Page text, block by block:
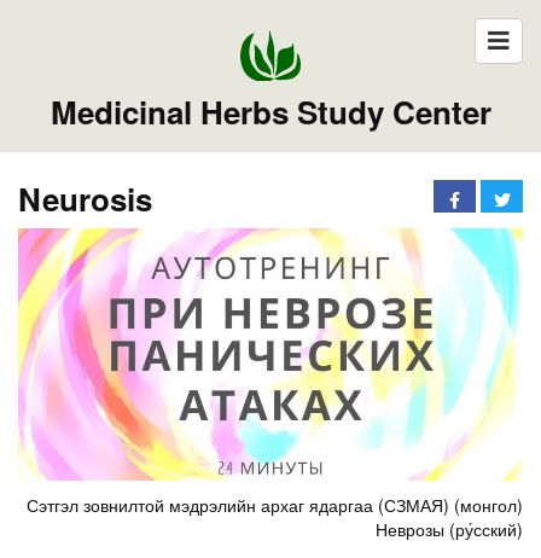
Medicinal Herbs Study Center
Neurosis
Сэтгэл зовнилтой мэдрэлийн архаг ядаргаа (СЗМАЯ) (монгол)
Неврозы (ру́сский)